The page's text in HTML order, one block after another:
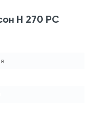
Н 270 РС